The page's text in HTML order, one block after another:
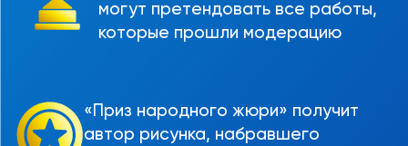
могут претендовать все работы,
которые прошли модерацию
«Приз народного жюри» получит
автор рисунка, набравшего